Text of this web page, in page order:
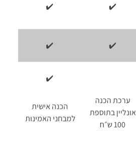
✔️
✔️
✔️
✔️
ערכת הכנה
אונליין בתוספת
100 ש״ח
✔️
הכנה אישית
למבחני האמינות